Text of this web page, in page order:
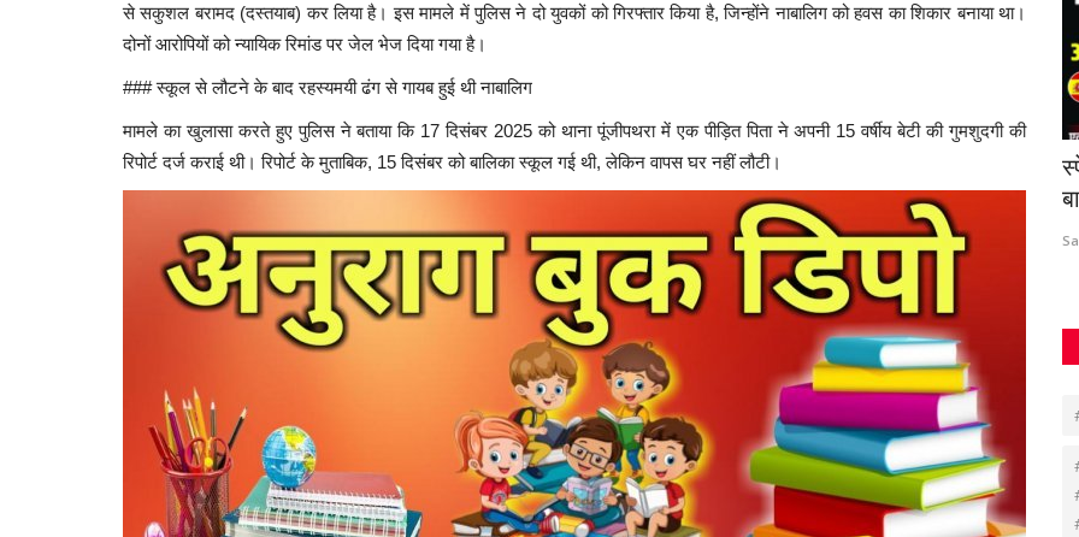
से सकुशल बरामद (दस्तयाब) कर लिया है। इस मामले में पुलिस ने दो युवकों को गिरफ्तार किया है, जिन्होंने नाबालिग को हवस का शिकार बनाया था।
दोनों आरोपियों को न्यायिक रिमांड पर जेल भेज दिया गया है।
### स्कूल से लौटने के बाद रहस्यमयी ढंग से गायब हुई थी नाबालिग
मामले का खुलासा करते हुए पुलिस ने बताया कि 17 दिसंबर 2025 को थाना पूंजीपथरा में एक पीड़ित पिता ने अपनी 15 वर्षीय बेटी की गुमशुदगी की
रिपोर्ट दर्ज कराई थी। रिपोर्ट के मुताबिक, 15 दिसंबर को बालिका स्कूल गई थी, लेकिन वापस घर नहीं लौटी।
11 अपचारी बालक निर्माणाधीन इमारत का हिस्सा ढहा, 15 से 20
मजदूरों के मलबे...
Santosh Kumar Jul 8, 2026 0 215
भाजपा किसान मोर्चा ने राज्य सरकार पर किसानों के
प्रति उदासीनता...
Suvankar Roy Sep 6, 2022 0 282